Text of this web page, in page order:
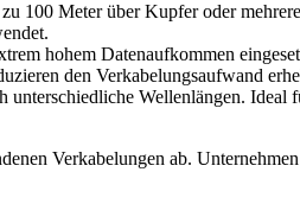
100 Meter über Kupfer oder
hohem Datenaufkommen
den Verkabelungsaufwand
Wellenlängen. Ideal
Verkabelungen ab.